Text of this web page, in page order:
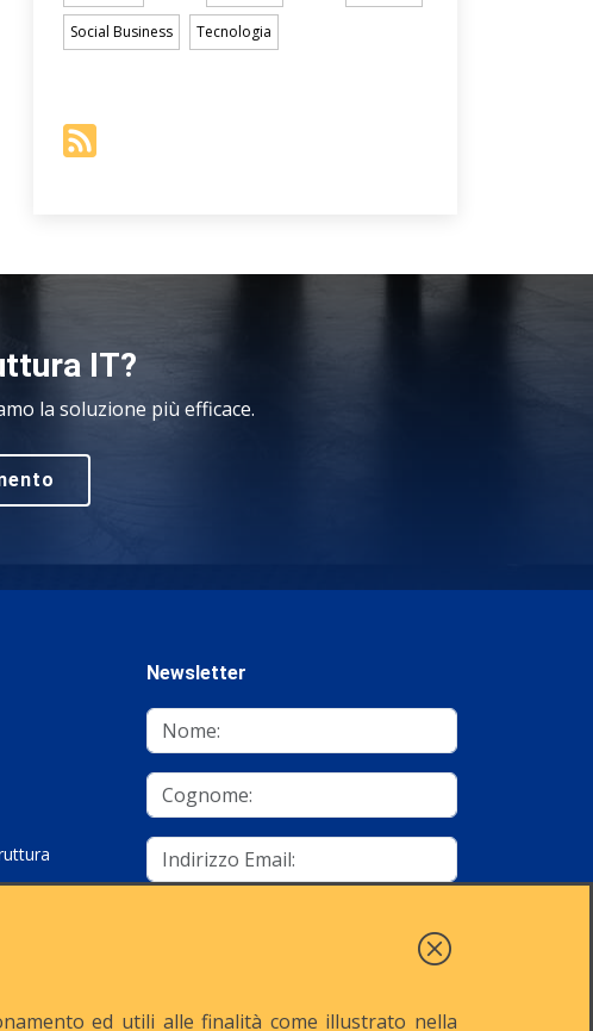
Social Business Tecnologia
IT?
la soluzione più efficace.
Newsletter
ed utili alle finalità come illustrato nella